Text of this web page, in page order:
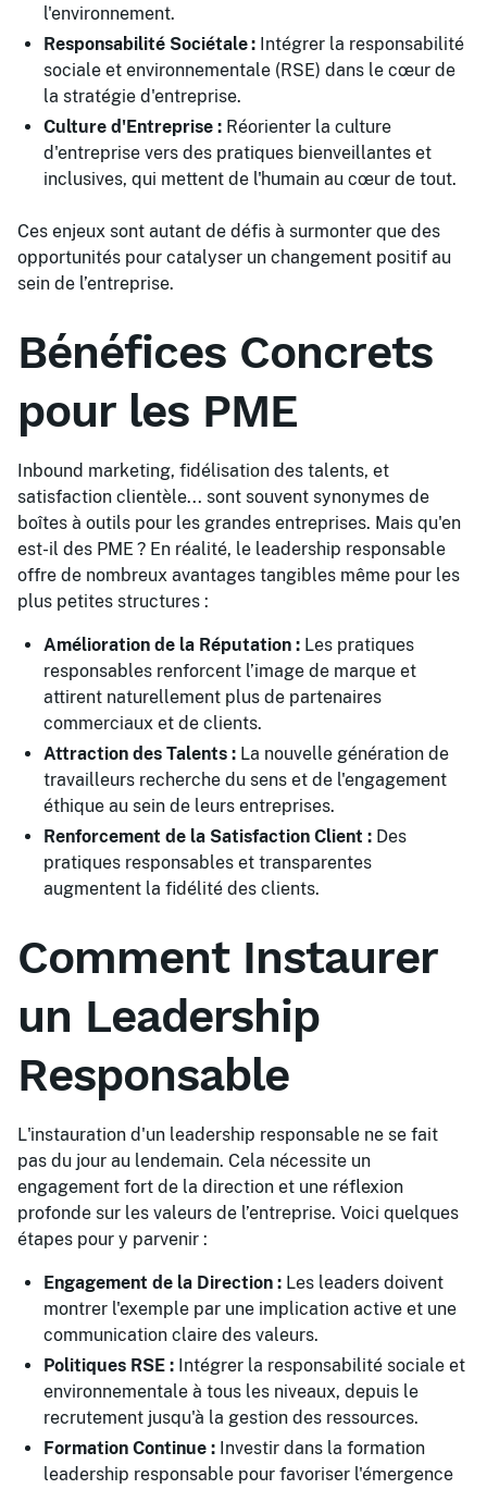
l'environnement.
Responsabilité Sociétale : Intégrer la responsabilité
sociale et environnementale (RSE) dans le cœur de
la stratégie d'entreprise.
Culture d'Entreprise : Réorienter la culture
d'entreprise vers des pratiques bienveillantes et
inclusives, qui mettent de l'humain au cœur de tout.
Ces enjeux sont autant de défis à surmonter que des
opportunités pour catalyser un changement positif au
sein de l’entreprise.
Bénéfices Concrets
pour les PME
Inbound marketing, fidélisation des talents, et
satisfaction clientèle... sont souvent synonymes de
boîtes à outils pour les grandes entreprises. Mais qu'en
est-il des PME ? En réalité, le leadership responsable
offre de nombreux avantages tangibles même pour les
plus petites structures :
Amélioration de la Réputation : Les pratiques
responsables renforcent l’image de marque et
attirent naturellement plus de partenaires
commerciaux et de clients.
Attraction des Talents : La nouvelle génération de
travailleurs recherche du sens et de l'engagement
éthique au sein de leurs entreprises.
Renforcement de la Satisfaction Client : Des
pratiques responsables et transparentes
augmentent la fidélité des clients.
Comment Instaurer
un Leadership
Responsable
L'instauration d'un leadership responsable ne se fait
pas du jour au lendemain. Cela nécessite un
engagement fort de la direction et une réflexion
profonde sur les valeurs de l’entreprise. Voici quelques
étapes pour y parvenir :
Engagement de la Direction : Les leaders doivent
montrer l'exemple par une implication active et une
communication claire des valeurs.
Politiques RSE : Intégrer la responsabilité sociale et
environnementale à tous les niveaux, depuis le
recrutement jusqu'à la gestion des ressources.
Formation Continue : Investir dans la formation
leadership responsable pour favoriser l'émergence